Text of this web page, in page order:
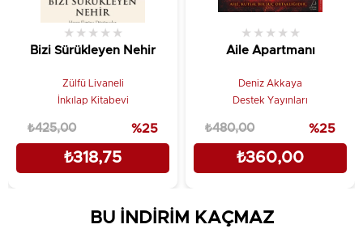
Bizi Sürükleyen Nehir
★ ★ ★ ★ ★
Zülfü Livaneli
İnkılap Kitabevi
₺318,75
₺425,00 %25
Aile Apartmanı
★ ★ ★ ★ ★
Deniz Akkaya
Destek Yayınları
₺360,00
₺480,00 %25
BU İNDİRİM KAÇMAZ